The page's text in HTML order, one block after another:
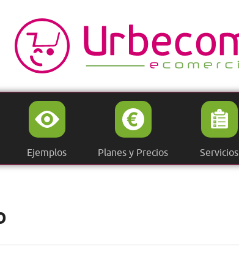
Ejemplos Planes y Precios Servicios